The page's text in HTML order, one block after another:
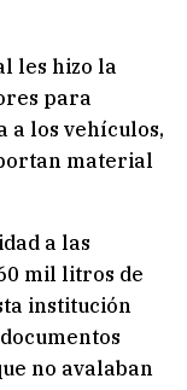
les hizo la
para
a los vehículos,
material
a las
mil litros de
institución
no avalaban